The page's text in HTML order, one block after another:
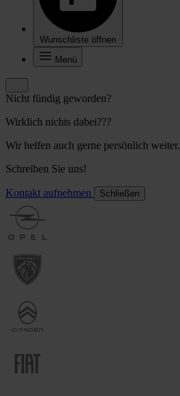
Wunschliste öffnen
Menü
Nicht fündig geworden?
Wirklich nichts dabei???
Wir helfen auch gerne persönlich weiter.
Schreiben Sie uns!
Kontakt aufnehmen Schließen